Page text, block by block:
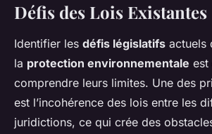
Défis des Lois Existantes
Identifier les défis législatifs actuels
la protection environnementale est
comprendre leurs limites. Une des
est l’incohérence des lois entre les
juridictions, ce qui crée des